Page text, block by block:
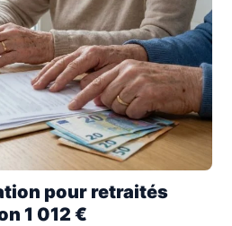
pour retraités
1 012 €